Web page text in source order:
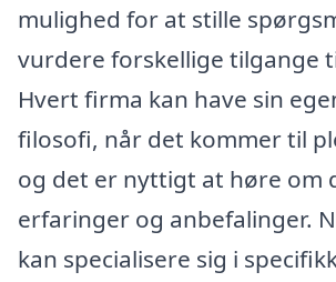
mulighed for at stille
vurdere forskellige tilgange
Hvert firma kan have sin
filosofi, når det kommer til
og det er nyttigt at høre om
erfaringer og anbefalinger.
kan specialisere sig i